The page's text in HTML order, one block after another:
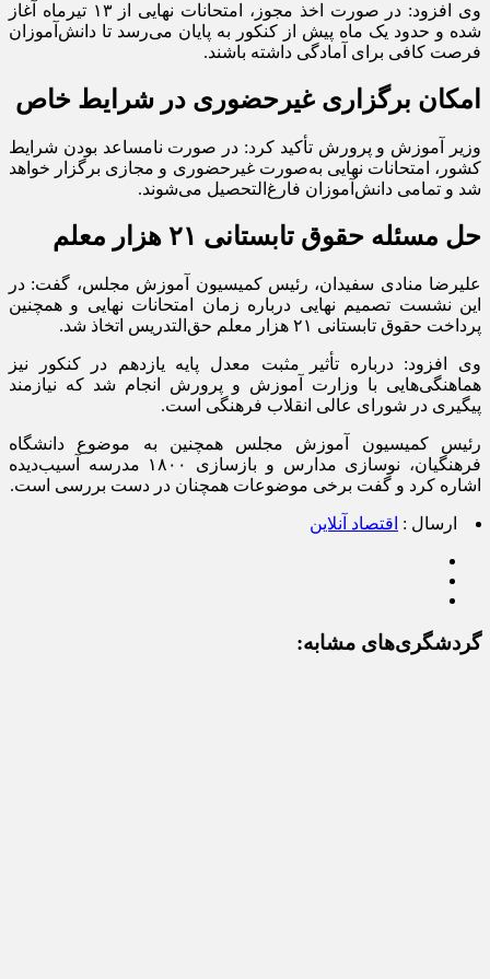
وی افزود: در صورت اخذ مجوز، امتحانات نهایی از ۱۳ تیرماه آغاز
شده و حدود یک ماه پیش از کنکور به پایان می‌رسد تا دانش‌آموزان
فرصت کافی برای آمادگی داشته باشند.
امکان برگزاری غیرحضوری در شرایط خاص
وزیر آموزش و پرورش تأکید کرد: در صورت نامساعد بودن شرایط
کشور، امتحانات نهایی به‌صورت غیرحضوری و مجازی برگزار خواهد
شد و تمامی دانش‌آموزان فارغ‌التحصیل می‌شوند.
حل مسئله حقوق تابستانی ۲۱ هزار معلم
علیرضا منادی سفیدان، رئیس کمیسیون آموزش مجلس، گفت: در
این نشست تصمیم نهایی درباره زمان امتحانات نهایی و همچنین
پرداخت حقوق تابستانی ۲۱ هزار معلم حق‌التدریس اتخاذ شد.
وی افزود: درباره تأثیر مثبت معدل پایه یازدهم در کنکور نیز
هماهنگی‌هایی با وزارت آموزش و پرورش انجام شد که نیازمند
پیگیری در شورای عالی انقلاب فرهنگی است.
رئیس کمیسیون آموزش مجلس همچنین به موضوع دانشگاه
فرهنگیان، نوسازی مدارس و بازسازی ۱۸۰۰ مدرسه آسیب‌دیده
اشاره کرد و گفت برخی موضوعات همچنان در دست بررسی است.
ارسال : اقتصاد آنلاین
گردشگری‌های مشابه: